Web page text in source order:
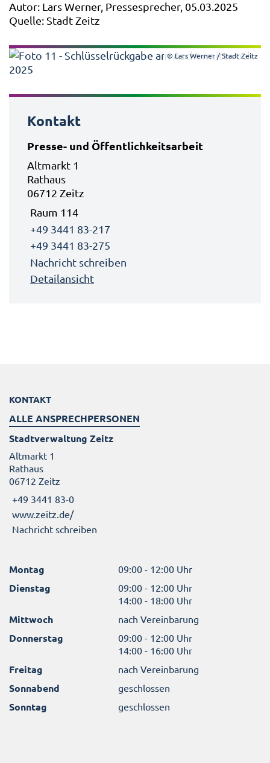
Autor: Lars Werner, Pressesprecher, 05.03.2025
Quelle: Stadt Zeitz
© Lars Werner / Stadt Zeitz
Kontakt
Presse- und Öffentlichkeitsarbeit
Altmarkt 1
Rathaus
06712 Zeitz
Raum 114
+49 3441 83-217
+49 3441 83-275
Nachricht schreiben
Detailansicht
KONTAKT
ALLE ANSPRECHPERSONEN
Stadtverwaltung Zeitz
Altmarkt 1
Rathaus
06712 Zeitz
+49 3441 83-0
www.zeitz.de/
Nachricht schreiben
Montag 09:00 - 12:00 Uhr
Dienstag
09:00 - 12:00 Uhr
14:00 - 18:00 Uhr
Mittwoch nach Vereinbarung
Donnerstag
09:00 - 12:00 Uhr
14:00 - 16:00 Uhr
Freitag nach Vereinbarung
Sonnabend geschlossen
Sonntag geschlossen